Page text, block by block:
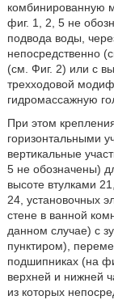
комбинированную
фиг. 1, 2, 5 не
подвода воды,
непосредственно
(см. Фиг. 2) или с
трехходовой
гидромассажную
При этом
горизонтальными
вертикальные
5 не обозначены)
высоте втулками
24, установочных
стене в ванной
данном случае) с
пунктиром),
подшипниках (на
верхней и нижней
из которых